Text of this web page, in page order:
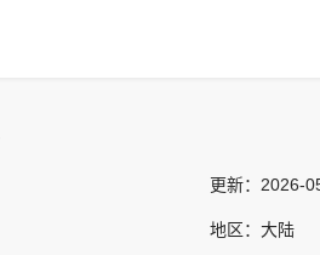
更新： 2026-
地区： 大陆